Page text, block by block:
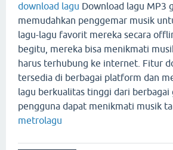
download lagu Download lagu MP3
memudahkan penggemar musik
lagu-lagu favorit mereka secara
begitu, mereka bisa menikmati
harus terhubung ke internet. Fitur
tersedia di berbagai platform dan
lagu berkualitas tinggi dari berbagai
pengguna dapat menikmati musik
metrolagu